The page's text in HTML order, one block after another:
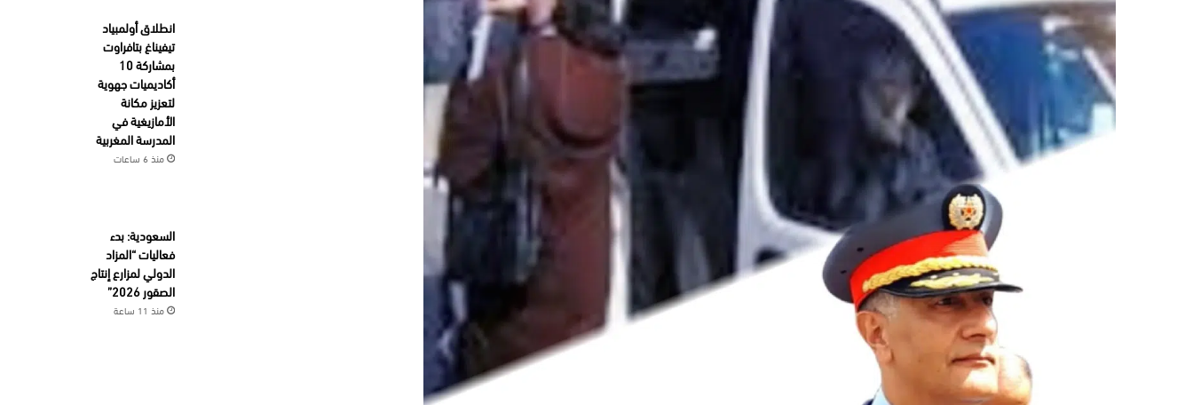
ل
ك
ي
ا
انطلاق أولمبياد
تيفيناغ بتافراوت
بمشاركة 10
أكاديميات جهوية
لتعزيز مكانة
الأمازيغية في
المدرسة المغربية
منذ 6 ساعات
السعودية: بدء
فعاليات “المزاد
الدولي لمزارع إنتاج
الصقور 2026”
منذ 11 ساعة